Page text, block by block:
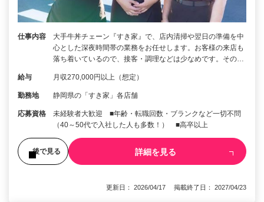
仕事内容
大手牛丼チェーン『すき家』で、店内清掃や翌日の準備を中
心とした深夜時間帯の業務をお任せします。お客様の来店も
落ち着いているので、接客・調理などは少なめです。その…
給与 月収270,000円以上（想定）
勤務地 静岡県の「すき家」各店舗
応募資格
未経験者大歓迎 ■年齢・転職回数・ブランクなど一切不問
（40～50代で入社した人も多数！） ■高卒以上
後で見る 詳細を見る
更新日： 2026/04/17 掲載終了日： 2027/04/23